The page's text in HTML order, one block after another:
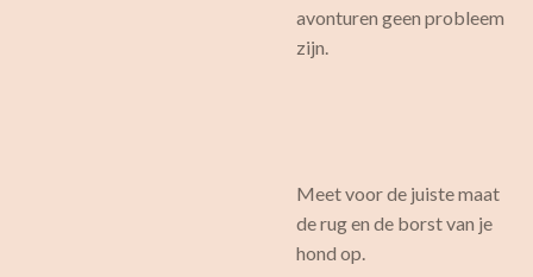
avonturen geen probleem
zijn.
Meet voor de juiste maat
de rug en de borst van je
hond op.